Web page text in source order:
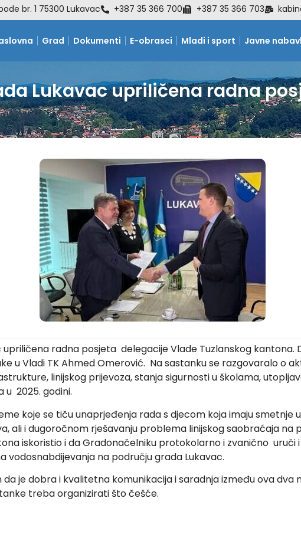
br. 1 75300 Lukavac +387 35 366 700 +387 35 366 703
Grad Dokumenti E-obrasci Mladi i sport Javne
Lukavac upriličena radna
upriličena radna posjeta delegacije Vlade Tuzlanskog
u Vladi TK Ahmed Omerović. Na sastanku se razgovaralo o
linijskog prijevoza, stanja sigurnosti u školama,
u 2025. godini.
koje se tiču unaprjeđenja rada s djecom koja imaju smetnje
ali i dugoročnom rješavanju problema linijskog saobraćaja na
iskoristio i da Gradonačelniku protokolarno i zvanično uruči
na području grada Lukavac.
je dobra i kvalitetna komunikacija i saradnja između ova
treba organizirati što češće.